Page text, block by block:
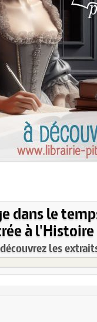
dans le
à l'Histoire
les